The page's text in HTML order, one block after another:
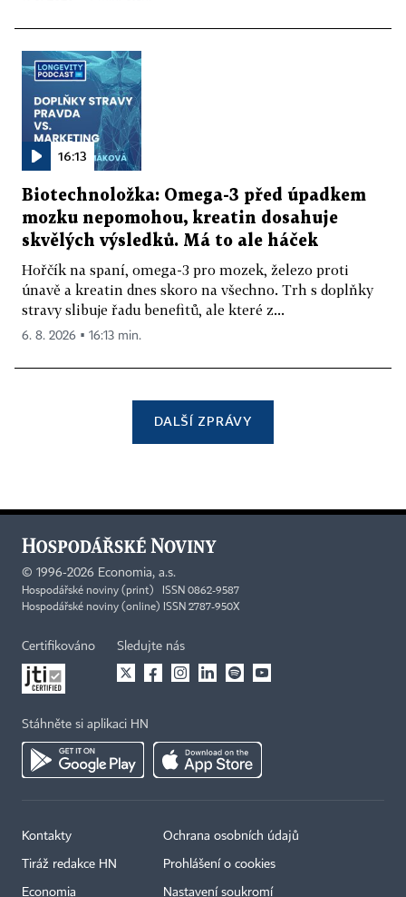
16:13
Biotechnoložka: Omega-3 před úpadkem
mozku nepomohou, kreatin dosahuje
skvělých výsledků. Má to ale háček
Hořčík na spaní, omega-3 pro mozek, železo proti
únavě a kreatin dnes skoro na všechno. Trh s doplňky
stravy slibuje řadu benefitů, ale které z...
6. 8. 2026 ▪ 16:13 min.
DALŠÍ ZPRÁVY
© 1996-2026 Economia, a.s.
Hospodářské noviny (print) ISSN 0862-9587
Hospodářské noviny (online) ISSN 2787-950X
Certifikováno Sledujte nás
Stáhněte si aplikaci HN
Kontakty
Tiráž redakce HN
Economia
Ochrana osobních údajů
Prohlášení o cookies
Nastavení soukromí